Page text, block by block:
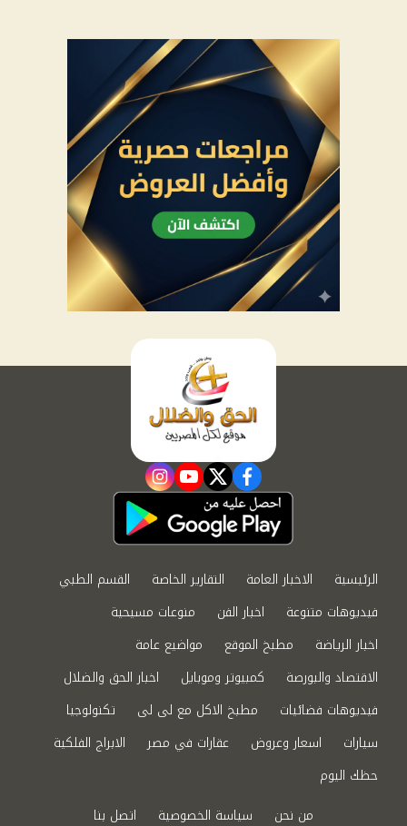
facebook
twitter
youtube
instagram
الرئيسية الاخبار العامة التقارير الخاصة
القسم الطبي
فيديوهات متنوعة
اخبار الفن
منوعات مسيحية
اخبار الرياضة
مطبخ الموقع
مواضيع عامة
الاقتصاد والبورصة
كمبيوتر وموبايل
اخبار الحق والضلال
فيديوهات فضائيات
مطبخ الاكل مع لى لى
تكنولوجيا
سيارات
اسعار وعروض عقارات في مصر
الابراج الفلكية
حظك اليوم
من نحن
سياسة الخصوصية اتصل بنا